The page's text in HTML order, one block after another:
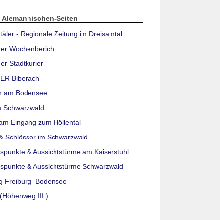
Alemannischen-Seiten
- Regionale Zeitung im Dreisamtal
Wochenbericht
Stadtkurier
Biberach
am Bodensee
Schwarzwald
Eingang zum Höllental
Schlösser im Schwarzwald
& Aussichtstürme am Kaiserstuhl
& Aussichtstürme Schwarzwald
Freiburg–Bodensee
III.)